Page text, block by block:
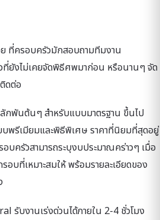
ที่ครอบครัวมักสอบถามทีมงาน
ยังไม่เคยจัดพิธีศพมาก่อน หรือนานๆ จัด
ดต่อ
กพันต้นๆ สำหรับแบบมาตรฐาน ขึ้นไป
พรีเมียมและพิธีพิเศษ ราคาที่นิยมที่สุดอยู่
บครัวสามารถระบุงบประมาณคร่าวๆ เมื่อ
อบที่เหมาะสมให้ พร้อมรายละเอียดของ
รับงานเร่งด่วนได้ภายใน 2-4 ชั่วโมง